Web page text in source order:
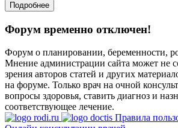
Подробнее
Форум временно отключен!
Форум о планировании, беременности,
Мнение администрации сайта может не
зрения авторов статей и других
на форуме. Только врач на очной
вопросы здоровья, ставить диагноз и
соответствующее лечение.
Правила